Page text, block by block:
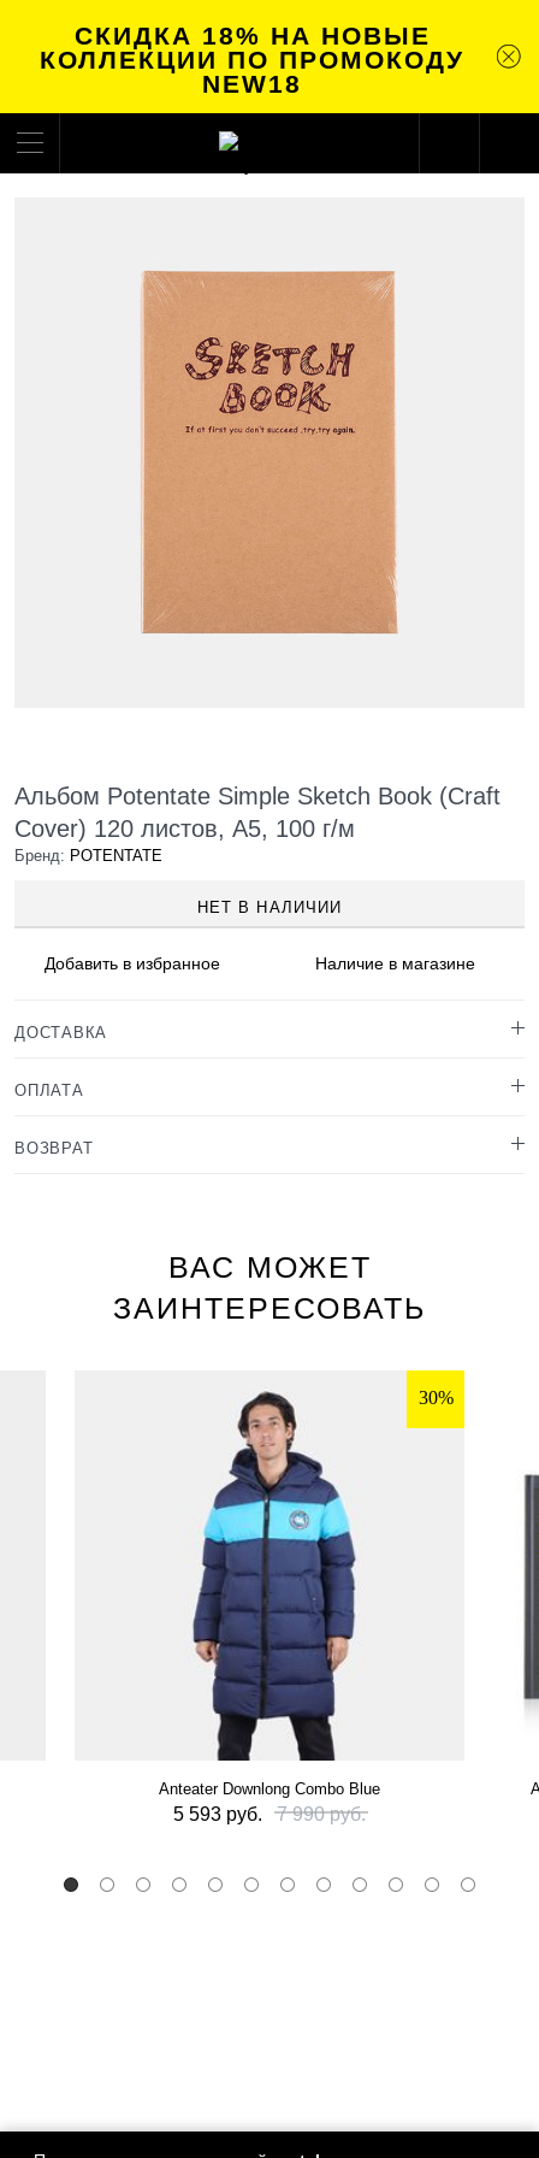
СКИДКА 18% НА НОВЫЕ
КОЛЛЕКЦИИ ПО ПРОМОКОДУ
NEW18
Альбом Potentate Simple Sketch Book (Craft
Cover) 120 листов, A5, 100 г/м
Бренд: POTENTATE
НЕТ В НАЛИЧИИ
Добавить в избранное Наличиев магазине
ДОСТАВКА
ОПЛАТА
ВОЗВРАТ
ВАС МОЖЕТ
ЗАИНТЕРЕСОВАТЬ
30%
Anteater Downlong Combo Blue
5 593 руб. 7 990 руб.